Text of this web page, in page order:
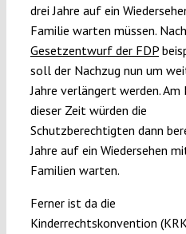
drei Jahre auf ein
Familie warten müssen.
Gesetzentwurf der FDP
soll der Nachzug nun um
Jahre verlängert werden. Am
dieser Zeit würden die
Schutzberechtigten dann
Jahre auf ein Wiedersehen
Familien warten.
Ferner ist da die
Kinderrechtskonvention